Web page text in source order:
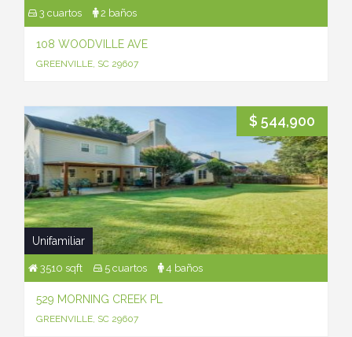
3 cuartos 2 baños
108 WOODVILLE AVE
GREENVILLE, SC 29607
$ 544,900
Unifamiliar
3510 sqft 5 cuartos 4 baños
529 MORNING CREEK PL
GREENVILLE, SC 29607